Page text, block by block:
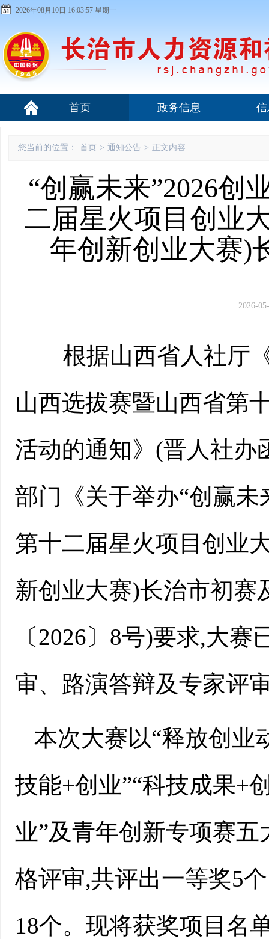
2026年08月10日 16:03:58 星期一
首页 政务信息
您当前的位置： 首页 > 通知公告 > 正文内容
“创赢未来”2026创
二届星火项目创业
年创新创业大赛)
2026-
根据山西省人社厅《
山西选拔赛暨山西省第
活动的通知》(晋人社办
部门《关于举办“创赢
第十二届星火项目创业
新创业大赛)长治市初赛
〔2026〕8号)要求,大
审、路演答辩及专家评
本次大赛以“释放创业
技能+创业”“科技成果+
业”及青年创新专项赛
格评审,共评出一等奖5
18个。现将获奖项目名